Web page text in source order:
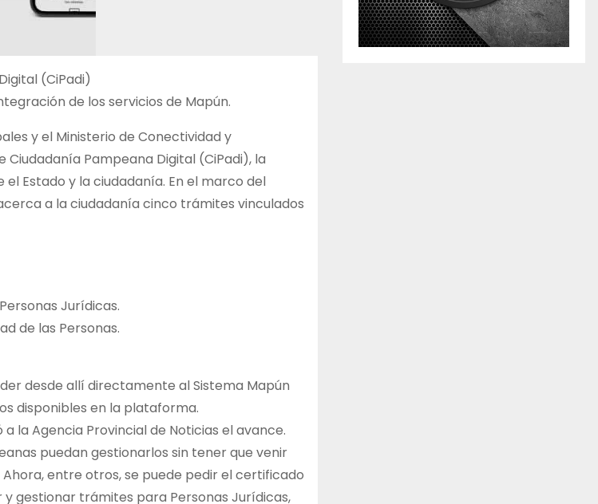
(CiPadi)
de los servicios de Mapún.
y el Ministerio de Conectividad y
Pampeana Digital (CiPadi), la
Estado y la ciudadanía. En el marco del
a la ciudadanía cinco trámites vinculados
Jurídicas.
de las Personas.
desde allí directamente al Sistema Mapún
disponibles en la plataforma.
la Agencia Provincial de Noticias el avance.
puedan gestionarlos sin tener que venir
entre otros, se puede pedir el certificado
gestionar trámites para Personas Jurídicas,